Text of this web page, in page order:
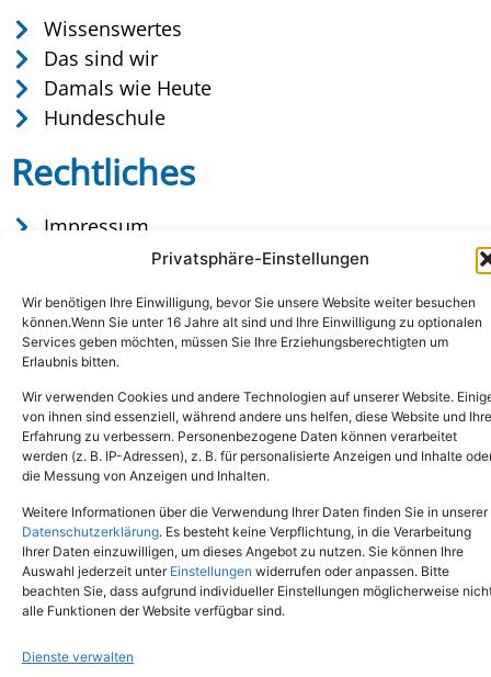
Privatsphäre-Einstellungen
Wir benötigen Ihre Einwilligung, bevor Sie unsere Website weiter besuchen
können.Wenn Sie unter 16 Jahre alt sind und Ihre Einwilligung zu optionalen
Services geben möchten, müssen Sie Ihre Erziehungsberechtigten um
Erlaubnis bitten.
Wir verwenden Cookies und andere Technologien auf unserer Website.
von ihnen sind essenziell, während andere uns helfen, diese Website und Ihre
Erfahrung zu verbessern. Personenbezogene Daten können verarbeitet
werden (z. B. IP-Adressen), z. B. für personalisierte Anzeigen und Inhalte
die Messung von Anzeigen und Inhalten.
Weitere Informationen über die Verwendung Ihrer Daten finden Sie in unserer
Datenschutzerklärung. Es besteht keine Verpflichtung, in die Verarbeitung
Ihrer Daten einzuwilligen, um dieses Angebot zu nutzen. Sie können Ihre
Auswahl jederzeit unter Einstellungen widerrufen oder anpassen. Bitte
beachten Sie, dass aufgrund individueller Einstellungen möglicherweise
alle Funktionen der Website verfügbar sind.
Dienste verwalten
Wissenswertes
Das sind wir
Damals wie Heute
Hundeschule
Rechtliches
Impressum
Datenschutz
Copyright © 2024. Alle Rechte vorbehalten.
Tel.: (02651) - 77438info@tierheim-mayen.de
In der Pluns 1, 56727 Mayen